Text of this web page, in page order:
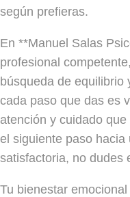
según prefieras.
En **Manuel Salas
profesional
búsqueda de equilibrio
cada paso que das es
atención y cuidado
el siguiente paso
satisfactoria, no dudes
Tu bienestar